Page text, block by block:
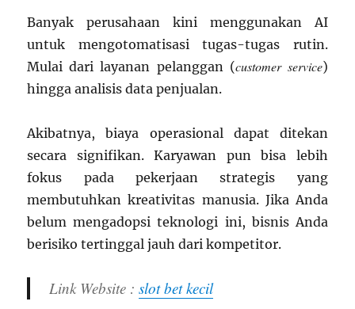
Banyak perusahaan kini menggunakan AI
untuk mengotomatisasi tugas-tugas rutin.
Mulai dari layanan pelanggan (customer service)
hingga analisis data penjualan.
Akibatnya, biaya operasional dapat ditekan
secara signifikan. Karyawan pun bisa lebih
fokus pada pekerjaan strategis yang
membutuhkan kreativitas manusia. Jika Anda
belum mengadopsi teknologi ini, bisnis Anda
berisiko tertinggal jauh dari kompetitor.
Link Website :slot bet kecil